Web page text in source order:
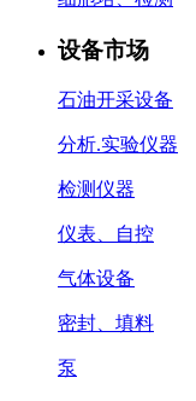
设备市场
石油开采设备
分析.实验仪器
检测仪器
仪表、自控
气体设备
密封、填料
泵